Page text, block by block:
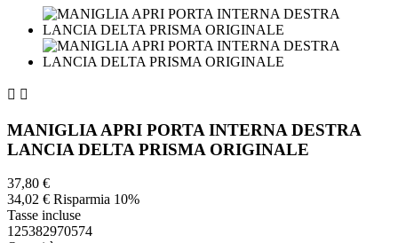
 
MANIGLIA APRI PORTA INTERNA DESTRA
LANCIA DELTA PRISMA ORIGINALE
37,80 €
34,02 € Risparmia 10%
Tasse incluse
125382970574